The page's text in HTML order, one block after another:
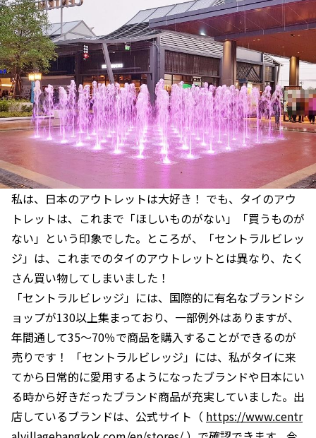
私は、日本のアウトレットは大好き！ でも、タイのアウ
トレットは、これまで「ほしいものがない」「買うものが
ない」という印象でした。ところが、「セントラルビレッ
ジ」は、これまでのタイのアウトレットとは異なり、たく
さん買い物してしまいました！
「セントラルビレッジ」には、国際的に有名なブランドシ
ョップが130以上集まっており、一部例外はありますが、
年間通して35～70％で商品を購入することができるのが
売りです！ 「セントラルビレッジ」には、私がタイに来
てから日常的に愛用するようになったブランドや日本にい
る時から好きだったブランド商品が充実していました。出
店しているブランドは、公式サイト（ https://www.centr